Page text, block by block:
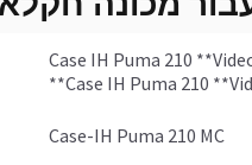
Case IH Puma 210
Case IH Puma 210
Case-IH Puma 210 MC